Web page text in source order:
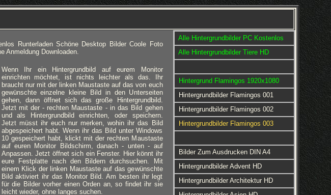
Runterladen Schöne Desktop Bilder Coole Foto
Anmeldung Downloaden.
Wenn Ihr ein Hintergrundbild auf eurem Monitor
einrichten möchtet, ist nichts leichter als das. Ihr
braucht nur mit der linken Maustaste auf das von euch
gewünschte einzelne kleine Bild in den Unterseiten
gehen, dann öffnet sich das große Hintergrundbild.
Jetzt mit der - rechten Maustaste - in das Bild gehen
und als Hintergrundbild einrichten, oder speichern.
Jetzt müsst ihr euch nur merken, wohin ihr das Bild
abgespeichert habt. Wenn ihr das Bild unter Windows
10 gespeichert habt, klickt mit der rechten Maustaste
auf euren Monitor Bildschirm, danach - unten - auf
Anpassen. Jetzt öffnet sich ein Fenster. Hier könnt ihr
eure Festplatte nach den Bildern durchsuchen. Mit
einem Klick der linken Maustaste auf das gewünschte
Bild aktiviert ihr das Monitor Bild. Am besten ihr legt
für die Bilder vorher einen Orden an, so findet ihr sie
leicht wieder, ohne langes suchen.
Alle Hintergrundbilder PC Kostenlos
Alle Hintergrundbilder Tiere HD
Hintergrund Flamingos 1920x1080
Hintergrundbilder Flamingos 001
Hintergrundbilder Flamingos 002
Hintergrundbilder Flamingos 003
Bilder Zum Ausdrucken DIN A4
Hintergrundbilder Advent HD
Hintergrundbilder Architektur HD